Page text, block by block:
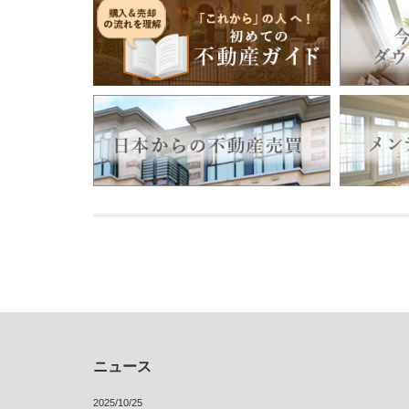
ニュース
2025/10/25